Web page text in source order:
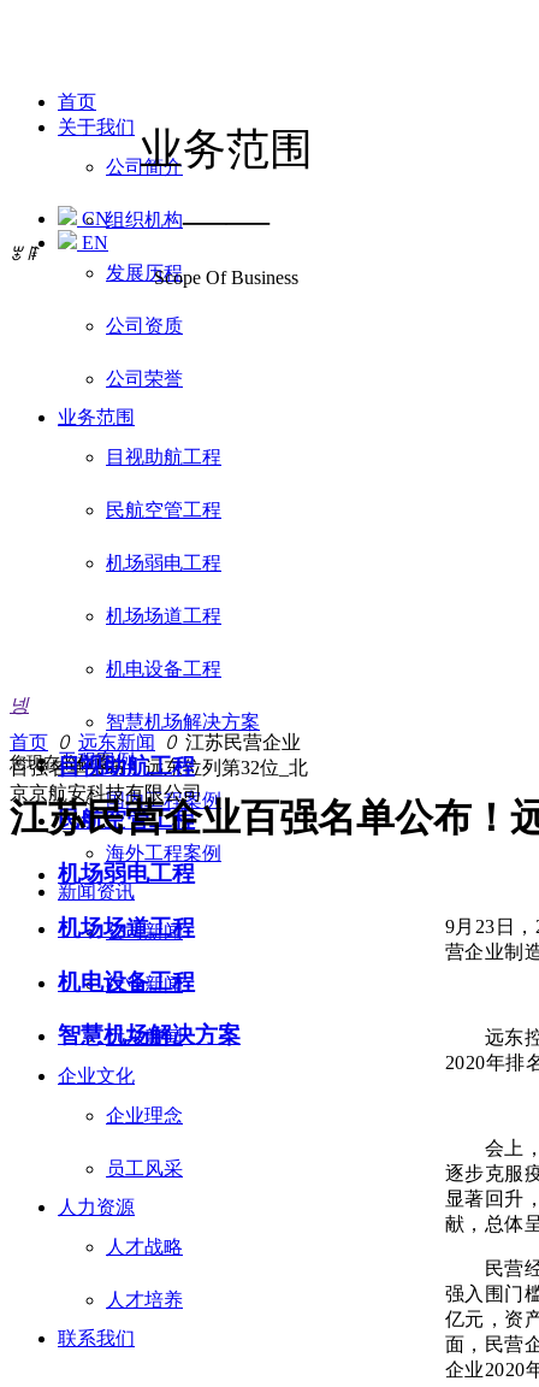
首页
关于我们
公司简介
组织机构
发展历程
公司资质
公司荣誉
业务范围
目视助航工程
民航空管工程
机场弱电工程
机场场道工程
机电设备工程
智慧机场解决方案
工程案例
国内工程案例
海外工程案例
新闻资讯
公司新闻
行业新闻
远东新闻
企业文化
企业理念
员工风采
人力资源
人才战略
人才培养
联系我们
CN
EN
业务范围
——
Scope Of Business
ꂃ ꁹ
넹
您现在的位置：
首页 ꄲ 远东新闻 ꄲ 江苏民营企业
百强名单公布！远东位列第32位_北
京京航安科技有限公司
目视助航工程
民航空管工程
机场弱电工程
机场场道工程
机电设备工程
智慧机场解决方案
江苏民营企业百强名单公布！
9月23日
营企业制
远东控
2020年排
会上，
逐步克服
显著回升
献，总体
民营经
强入围门
亿元，资
面，民营
企业2020